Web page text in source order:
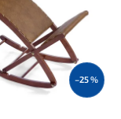
–25 %